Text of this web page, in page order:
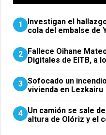
1
Investigan el
cola del embalse de
2
Fallece Oihane
Digitales de EITB, a
3 Sofocado un
vivienda en Lezkairu
4 Un camión se sale
altura de Olóriz y el